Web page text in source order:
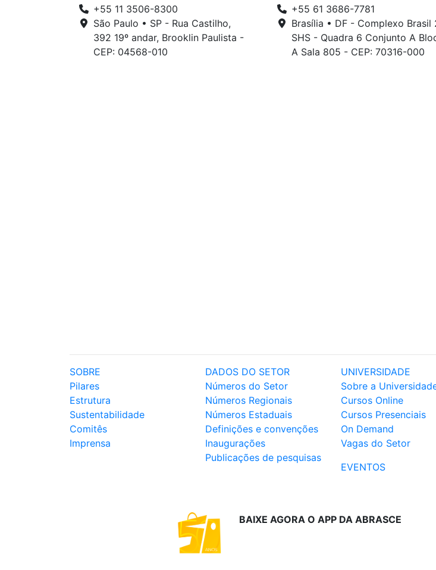
+55 11 3506-8300
São Paulo • SP - Rua Castilho,
392 19º andar, Brooklin Paulista -
CEP: 04568-010
+55 61 3686-7781
Brasília • DF - Complexo Brasil
SHS - Quadra 6 Conjunto A
A Sala 805 - CEP: 70316-000
SOBRE
Pilares
Estrutura
Sustentabilidade
Comitês
Imprensa
DADOS DO SETOR
Números do Setor
Números Regionais
Números Estaduais
Definições e convenções
Inaugurações
Publicações de pesquisas
UNIVERSIDADE
Sobre a
Cursos Online
Cursos Presenciais
On Demand
Vagas do Setor
EVENTOS
BAIXE AGORA O APP DA ABRASCE